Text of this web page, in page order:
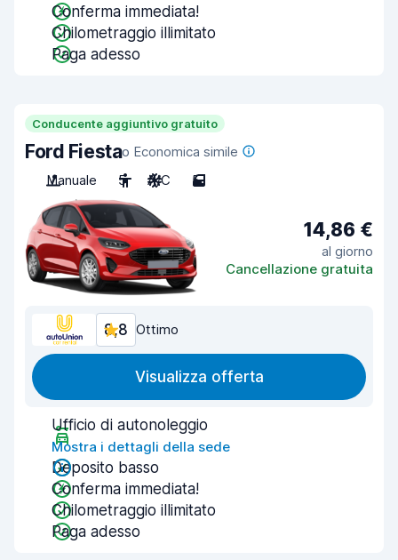
Conferma immediata!
Chilometraggio illimitato
Paga adesso
Conducente aggiuntivo gratuito
Ford Fiestao Economica simile
Manuale
5 A/C 5
14,86 €
al giorno
Cancellazione gratuita
8,8 Ottimo
Visualizza offerta
Ufficio di autonoleggio
Mostra i dettagli della sede
Deposito basso
Conferma immediata!
Chilometraggio illimitato
Paga adesso